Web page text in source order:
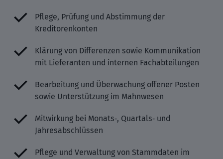
Pflege, Prüfung und Abstimmung der
Kreditorenkonten
Klärung von Differenzen sowie Kommunikation
mit Lieferanten und internen Fachabteilungen
Bearbeitung und Überwachung offener Posten
sowie Unterstützung im Mahnwesen
Mitwirkung bei Monats‑, Quartals‑ und
Jahresabschlüssen
Pflege und Verwaltung von Stammdaten im